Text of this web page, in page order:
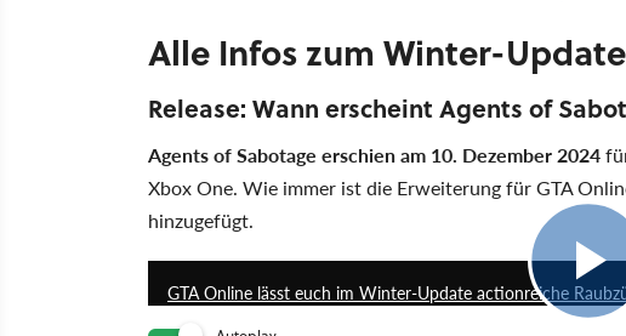
Alle Infos zum Winter-
Release: Wann erscheint Agents of
Agents of Sabotage erschien am 10. Dezember 2024
Xbox One. Wie immer ist die Erweiterung für GTA
hinzugefügt.
GTA Online lässt euch im Winter-Update actionreiche